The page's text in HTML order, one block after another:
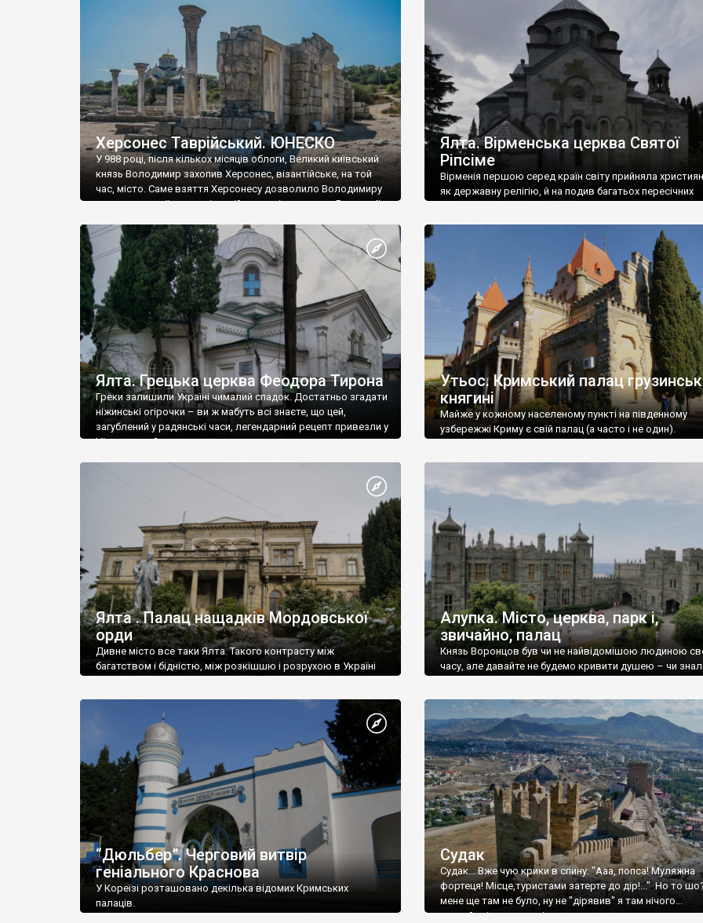
візантійської доби. Раритети викрадені з фондів об’єкту
культурної спадщини ЮНЕСКО «Херсонеса Таврійського».
Офіційно – на виставку «Золото Візантії», але експерти та
влада в Україні вважають це лише […]
називаються «повстяками» (postaki)…” “Вино. Крим
виробляє відмінне вино і його вдосталь: воно все
легке біле і дуже […]
Херсонес Таврійський. ЮНЕСКО
У 988 році, після кількох місяців облоги, Великий київський
князь Володимир захопив Херсонес, візантійське, на той
час, місто. Саме взяття Херсонесу дозволило Володимиру
диктувати свої умови візантійському імператору Василю ІІ,
Херсонесі Володимир-язичник, став Василем-
християнином. А потім було Хрещення Русі. На честь
Херсонесу Таврійського названо місто […]
Ялта. Вірменська церква Святої
Ріпсіме
Вірменія першою серед країн світу прийняла
як державну релігію, й на подив багатьох пересічних
Ялта. Грецька церква Феодора Тирона
Греки залишили Україні чималий спадок. Достатньо згадати
ніжинські огірочки – ви ж мабуть всі знаєте, що цей,
загублений у радянські часи, легендарний рецепт привезли у
Ніжин греки?
Утьос. Кримський палац
княгині
Майже у кожному населеному пункті на південному
узбережжі Криму є свій палац (а часто і не один).
Ялта . Палац нащадків Мордовської
орди
Дивне місто все таки Ялта. Такого контрасту між
багатством і бідністю, між розкішшю і розрухою в Україні
Алупка. Місто, церква, парк і,
звичайно, палац
Князь Воронцов був чи не найвідомішою людиною
часу, але давайте не будемо кривити душею – чи
“Дюльбер”. Черговий витвір
геніального Краснова
У Кореїзі розташовано декілька відомих Кримських
палаців.
Судак
Судак... Вже чую крики в спину: "Ааа, попса! Муляжна
фортеця! Місце,туристами затерте до дір!..." Но то
мене ще там не було, ну не "дірявив" я там нічого...
принаймні до цього літа.